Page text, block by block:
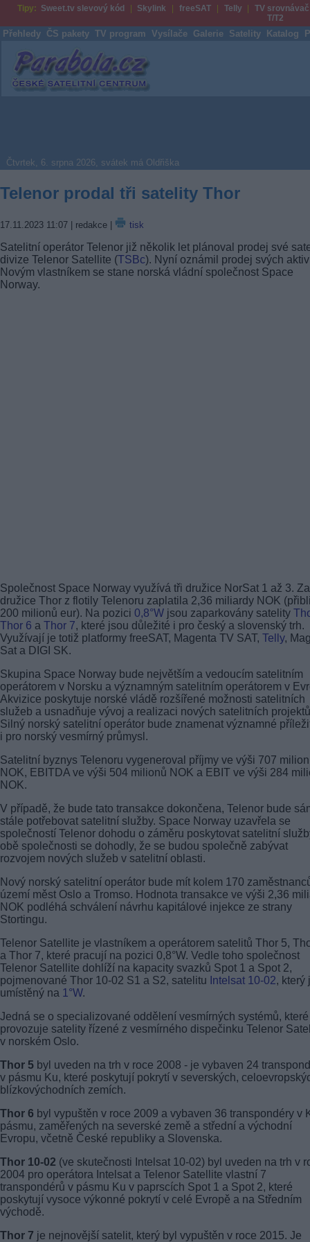
Tipy: Sweet.tv slevový kód Skylink freeSAT Telly
TV srovnávač
T/T2
Přehledy ČS pakety TV program Vysílače Galerie Satelity Katalog
Parabola.cz
Čtvrtek, 6. srpna 2026, svátek má Oldřiška
Telenor prodal tři satelity Thor
17.11.2023 11:07 | redakce | tisk
Satelitní operátor Telenor již několik let plánoval prodej své
divize Telenor Satellite (TSBc). Nyní oznámil prodej svých
Novým vlastníkem se stane norská vládní společnost Space
Norway.
Společnost Space Norway využívá tři družice NorSat 1 až 3.
družice Thor z flotily Telenoru zaplatila 2,36 miliardy NOK
200 milionů eur). Na pozici 0,8°W jsou zaparkovány satelity
Thor 6 a Thor 7, které jsou důležité i pro český a slovenský trh.
Využívají je totiž platformy freeSAT, Magenta TV SAT, Telly,
Sat a DIGI SK.
Skupina Space Norway bude největším a vedoucím satelitním
operátorem v Norsku a významným satelitním operátorem v
Akvizice poskytuje norské vládě rozšířené možnosti satelitních
služeb a usnadňuje vývoj a realizaci nových satelitních
Silný norský satelitní operátor bude znamenat významné
i pro norský vesmírný průmysl.
Satelitní byznys Telenoru vygeneroval příjmy ve výši 707
NOK, EBITDA ve výši 504 milionů NOK a EBIT ve výši 284
NOK.
V případě, že bude tato transakce dokončena, Telenor bude
stále potřebovat satelitní služby. Space Norway uzavřela se
společností Telenor dohodu o záměru poskytovat satelitní
obě společnosti se dohodly, že se budou společně zabývat
rozvojem nových služeb v satelitní oblasti.
Nový norský satelitní operátor bude mít kolem 170
území měst Oslo a Tromso. Hodnota transakce ve výši 2,36
NOK podléhá schválení návrhu kapitálové injekce ze strany
Stortingu.
Telenor Satellite je vlastníkem a operátorem satelitů Thor 5,
a Thor 7, které pracují na pozici 0,8°W. Vedle toho společnost
Telenor Satellite dohlíží na kapacity svazků Spot 1 a Spot 2,
pojmenované Thor 10-02 S1 a S2, satelitu Intelsat 10-02, který
umístěný na 1°W.
Jedná se o specializované oddělení vesmírných systémů, které
provozuje satelity řízené z vesmírného dispečinku Telenor
v norském Oslo.
Thor 5 byl uveden na trh v roce 2008 - je vybaven 24
v pásmu Ku, které poskytují pokrytí v severských,
blízkovýchodních zemích.
Thor 6 byl vypuštěn v roce 2009 a vybaven 36 transpondéry v
pásmu, zaměřených na severské země a střední a východní
Evropu, včetně České republiky a Slovenska.
Thor 10-02 (ve skutečnosti Intelsat 10-02) byl uveden na trh v
2004 pro operátora Intelsat a Telenor Satellite vlastní 7
transpondérů v pásmu Ku v paprscích Spot 1 a Spot 2, které
poskytují vysoce výkonné pokrytí v celé Evropě a na Středním
východě.
Thor 7 je nejnovější satelit, který byl vypuštěn v roce 2015. Je